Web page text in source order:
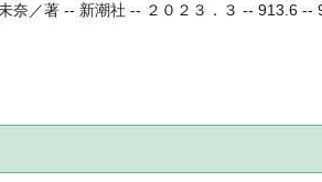
奈／著 -- 新潮社 -- ２０２３．３ -- 913.6 --